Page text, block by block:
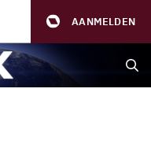
AANMELDEN